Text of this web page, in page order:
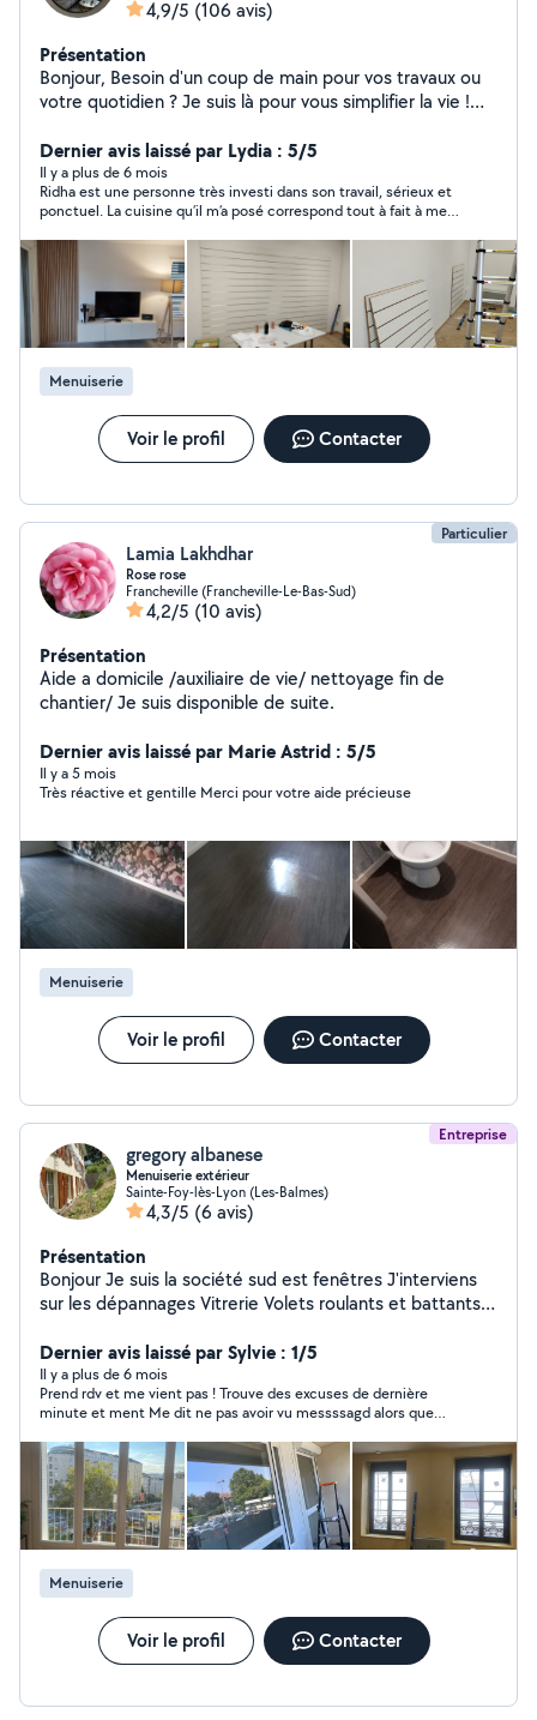
4,9/5 (106 avis)
Présentation
Bonjour, Besoin d'un coup de main pour vos travaux ou
votre quotidien ? Je suis là pour vous simplifier la vie !
propose mes services pour : Nettoyage (maison,
appartement, fin de chantier) Montage de meubles
Entretien des espaces verts Petits travaux d'électricité
et de plomberie Peinture et pose de parquet Entretien
de climatisation Aide à la personne (courses, petits
services, accompagnement)
Dernier avis laissé par Lydia : 5/5
Il y a plus de 6 mois
Ridha est une personne très investi dans son travail, sérieux et
ponctuel. La cuisine qu’il m’a posé correspond tout à fait à mes
pose de ma cuisine. Je vous le recommande. Je vous remercie
infiniment.
Menuiserie
Voir le profil Contacter
Particulier
Lamia Lakhdhar
Rose rose
Francheville (Francheville-Le-Bas-Sud)
4,2/5 (10 avis)
Présentation
Aide a domicile /auxiliaire de vie/ nettoyage fin de
chantier/ Je suis disponible de suite.
Dernier avis laissé par Marie Astrid : 5/5
Il y a 5 mois
Très réactive et gentille Merci pour votre aide précieuse
Menuiserie
Voir le profil Contacter
Entreprise
gregory albanese
Menuiserie extérieur
Sainte-Foy-lès-Lyon (Les-Balmes)
4,3/5 (6 avis)
Présentation
Bonjour Je suis la société sud est fenêtres J'interviens
sur les dépannages Vitrerie Volets roulants et battants
Pergolas Neuf et rénovation Porte de garage Et portail
Dernier avis laissé par Sylvie : 1/5
Il y a plus de 6 mois
Prend rdv et me vient pas ! Trouve des excuses de dernière
minute et ment Me dit ne pas avoir vu messssagd alors que
meme pas mon adresse et me dit être près de chez moi! A fuir !
M’a fait perdre mon temps et repousser une question plus
qu’urgente !
Menuiserie
Voir le profil Contacter